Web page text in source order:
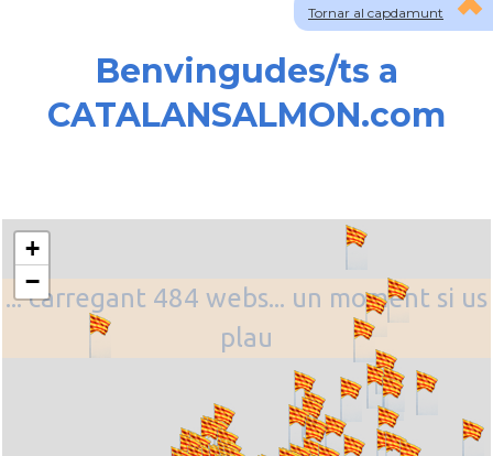
Tornar al capdamunt
Benvingudes/ts a
CATALANSALMON.com
... carregant 484 webs... un moment si us
plau
+
−